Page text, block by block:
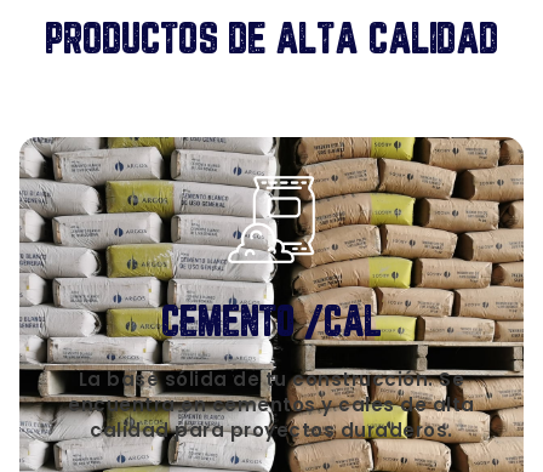
PRODUCTOS DE ALTA CALIDAD
CEMENTO /CAL
La base sólida de tu construcción. Se
encuentra en cementos y cales de alta
calidad para proyectos duraderos.